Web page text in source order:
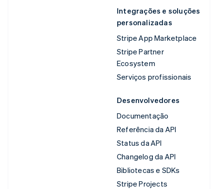
Integrações e soluções
personalizadas
Stripe App Marketplace
Stripe Partner
Ecosystem
Serviços profissionais
Desenvolvedores
Documentação
Referência da API
Status da API
Changelog da API
Bibliotecas e SDKs
Stripe Projects